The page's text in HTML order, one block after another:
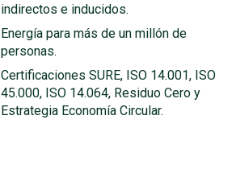
indirectos e inducidos.
Energía para más de un millón de
personas.
Certificaciones SURE, ISO 14.001, ISO
45.000, ISO 14.064, Residuo Cero y
Estrategia Economía Circular.